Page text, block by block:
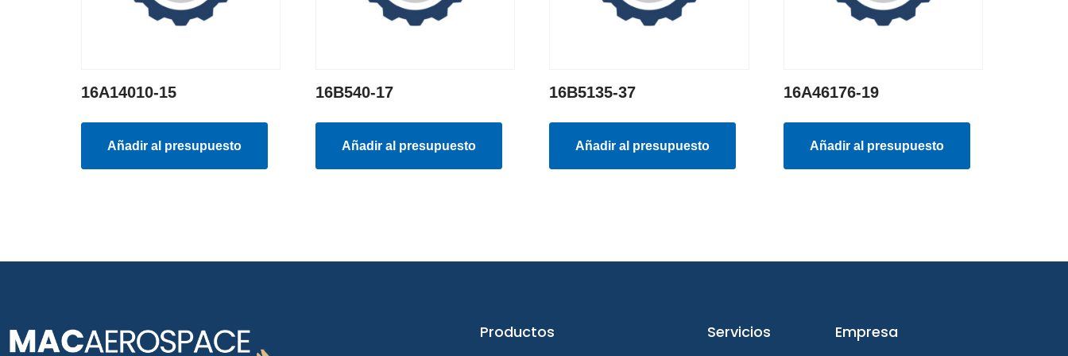
16A14010-15
Añadir al presupuesto
16B540-17
Añadir al presupuesto
16B5135-37
Añadir al presupuesto
16A46176-19
Añadir al presupuesto
Productos Servicios Empresa